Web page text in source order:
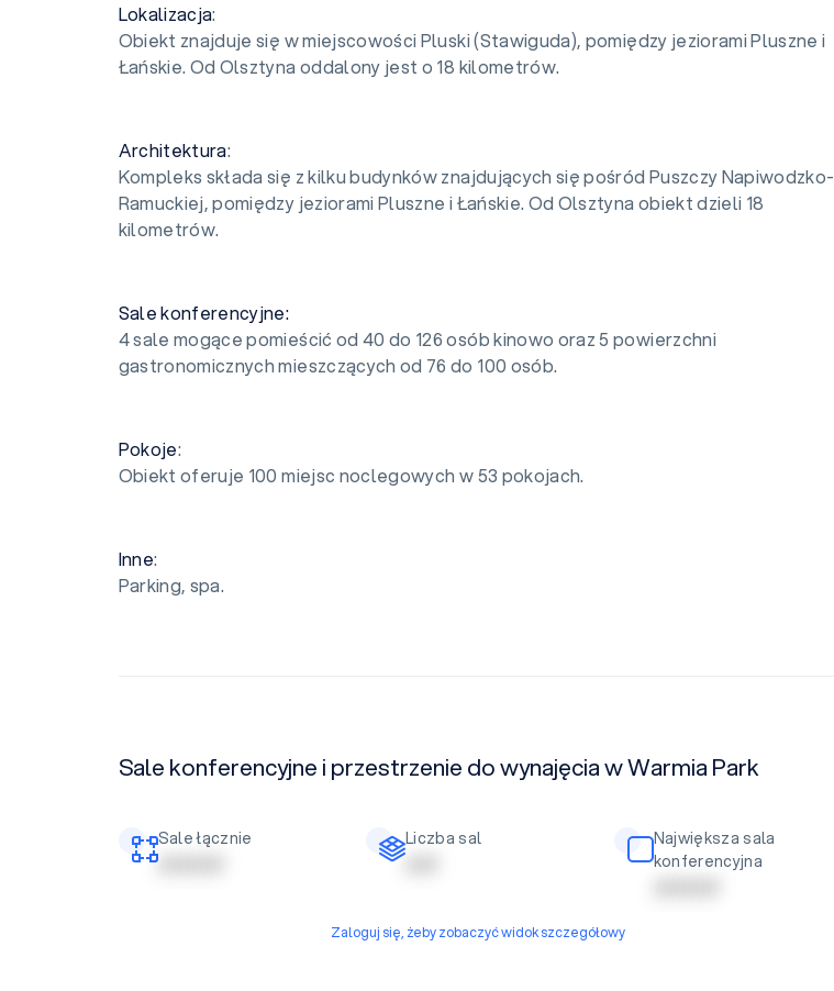
Lokalizacja:
Obiekt znajduje się w miejscowości Pluski (Stawiguda), pomiędzy jeziorami Pluszne i
Łańskie. Od Olsztyna oddalony jest o 18 kilometrów.
Architektura:
Kompleks składa się z kilku budynków znajdujących się pośród Puszczy Napiwodzko-
Ramuckiej, pomiędzy jeziorami Pluszne i Łańskie. Od Olsztyna obiekt dzieli 18
kilometrów.
Sale konferencyjne:
4 sale mogące pomieścić od 40 do 126 osób kinowo oraz 5 powierzchni
gastronomicznych mieszczących od 76 do 100 osób.
Pokoje:
Obiekt oferuje 100 miejsc noclegowych w 53 pokojach.
Inne:
Parking, spa.
Sale konferencyjne i przestrzenie do wynajęcia w Warmia Park
Sale łącznie
| | | | | | | | | |
Liczba sal
Największa sala
konferencyjna
Zaloguj się, żeby zobaczyć widok szczegółowy